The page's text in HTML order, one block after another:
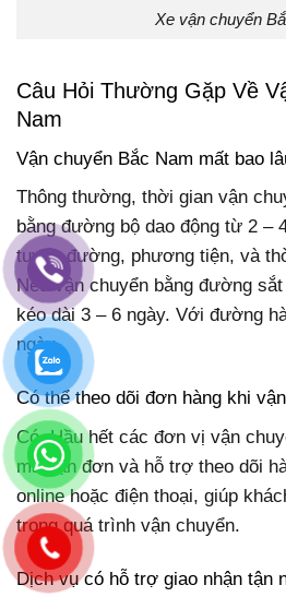
Xe vận chuyển
Câu Hỏi Thường Gặp Về
Nam
Vận chuyển Bắc Nam mất bao
Thông thường, thời gian vận
bằng đường bộ dao động từ 2 –
tuyến đường, phương tiện, và
Nếu vận chuyển bằng đường
kéo dài 3 – 6 ngày. Với đường
ngày.
Có thể theo dõi đơn hàng khi
Có. Hầu hết các đơn vị vận
mã vận đơn và hỗ trợ theo dõi
online hoặc điện thoại, giúp
trong quá trình vận chuyển.
Dịch vụ có hỗ trợ giao nhận tận